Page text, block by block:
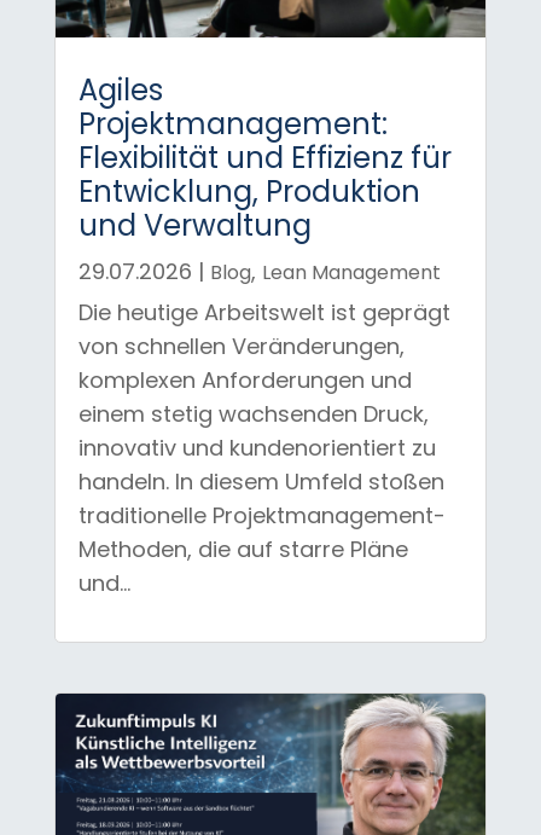
Agiles
Projektmanagement:
Flexibilität und Effizienz für
Entwicklung, Produktion
und Verwaltung
29.07.2026 | Blog, Lean Management
Die heutige Arbeitswelt ist geprägt
von schnellen Veränderungen,
komplexen Anforderungen und
einem stetig wachsenden Druck,
innovativ und kundenorientiert zu
handeln. In diesem Umfeld stoßen
traditionelle Projektmanagement-
Methoden, die auf starre Pläne
und...